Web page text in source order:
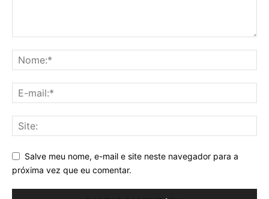
Salve meu nome, e-mail e site neste navegador para a
próxima vez que eu comentar.